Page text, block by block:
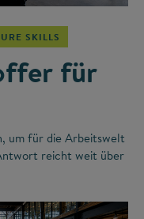
SKILLS
für
um für die Arbeitswelt
reicht weit über